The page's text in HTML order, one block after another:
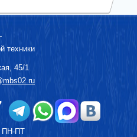
техники
45/1
ПН-ПТ